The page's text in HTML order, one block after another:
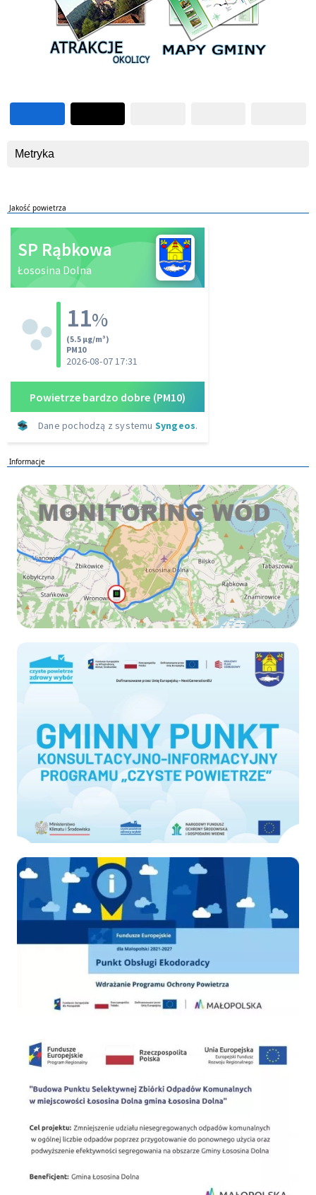
Metryka
Jakość powietrza
Informacje
Monitoring wod
Czyste-powietrze
Ekodoradca